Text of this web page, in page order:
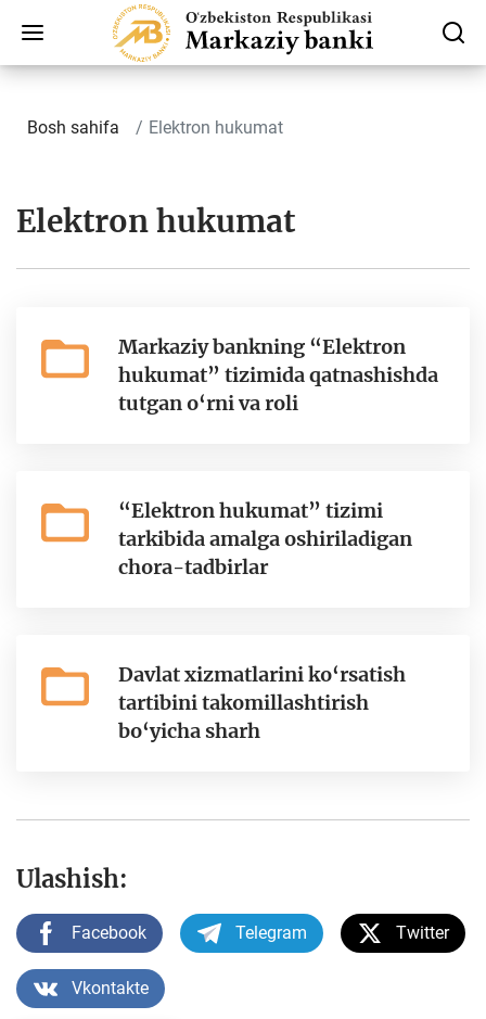
Bosh sahifa Elektron hukumat
Elektron hukumat
Markaziy bankning “Elektron
hukumat” tizimida qatnashishda
tutgan o‘rni va roli
“Elektron hukumat” tizimi
tarkibida amalga oshiriladigan
chora-tadbirlar
Davlat xizmatlarini ko‘rsatish
tartibini takomillashtirish
bo‘yicha sharh
Ulashish:
Facebook Telegram Twitter
Vkontakte